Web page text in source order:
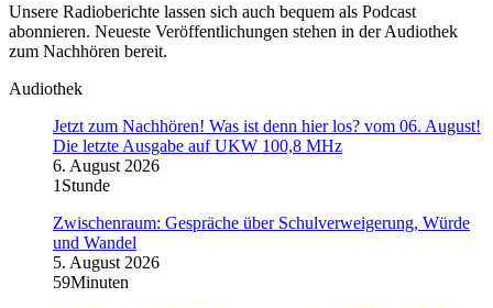
Unsere Radioberichte lassen sich auch bequem als Podcast
abonnieren. Neueste Veröffentlichungen stehen in der Audiothek
zum Nachhören bereit.
Audiothek
Jetzt zum Nachhören! Was ist denn hier los? vom 06. August!
Die letzte Ausgabe auf UKW 100,8 MHz
6. August 2026
1Stunde
Zwischenraum: Gespräche über Schulverweigerung, Würde
und Wandel
5. August 2026
59Minuten